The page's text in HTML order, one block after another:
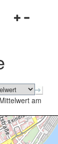
am